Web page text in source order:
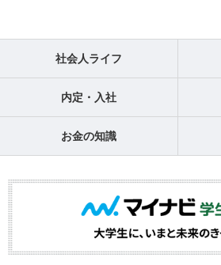
社会人ライフ
内定・入社
お金の知識